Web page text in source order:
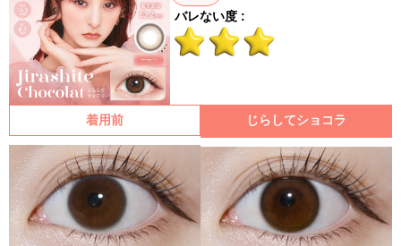
バレない度 :
着用前 じらしてショコラ